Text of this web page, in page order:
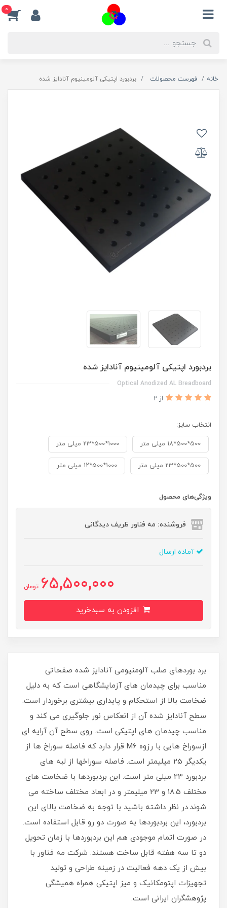
0
خانه فهرست محصولات بردبورد اپتیکی آلومینیوم آنادایز شده
بردبورد اپتیکی آلومینیوم آنادایز شده
Optical Anodized AL Breadboard
از 2
انتخاب سایز:
500*500*18 میلی متر 1000*500*23 میلی متر
500*500*23 میلی متر 1000*500*۱۲ میلی متر
ویژگی‌های محصول
فروشنده: مه فناور ظریف دیدگانی
آماده ارسال
65,500,000 تومان
برد بوردهای صلب آلومنیومی آنادایز شده صفحاتی
مناسب برای چیدمان های آزمایشگاهی است که به دلیل
ضخامت بالا از استحکام و پایداری بیشتری برخوردار است.
سطح آنادایز شده آن از انعکاس نور جلوگیری می کند و
مناسب چیدمان های اپتیکی است. روی سطح آن آرایه ای
ازسوراخ هایی با رزوه M6 قرار دارد که فاصله سوراخ ها از
یکدیگر 25 میلیمتر است. فاصله سوراخها از لبه های
بردبورد 23 میلی متر است. این بردبوردها با ضخامت های
مختلف 18.5 و 23 میلیمتر و در ابعاد مختلف ساخته می
شوند.در نظر داشته باشید با توجه به ضخامت بالای این
بردبورد، این بردبوردها به صورت دو رو قابل استفاده است.
در صورت اتمام موجودی هم این بردبوردها با زمان تحویل
دو تا سه هفته قابل ساخت هستند. شرکت مه فناور با
بیش از یک دهه فعالیت در زمینه طراحی و تولید
تجهیزات اپتومکانیک و میز اپتیکی همراه همیشگی
پژوهشگران ایرانی است.